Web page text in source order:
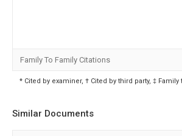
Family To Family Citations
* Cited by examiner, † Cited by third party, ‡
Similar Documents